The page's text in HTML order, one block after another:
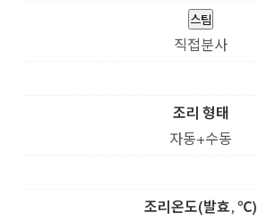
스팀
직접분사
조리 형태
자동+수동
조리온도(발효, ℃)